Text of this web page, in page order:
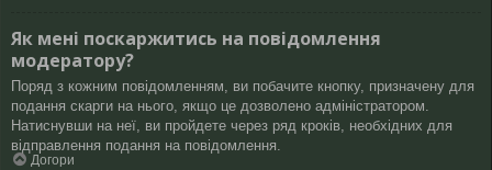
Як мені поскаржитись на повідомлення
модератору?
Поряд з кожним повідомленням, ви побачите кнопку, призначену для
подання скарги на нього, якщо це дозволено адміністратором.
Натиснувши на неї, ви пройдете через ряд кроків, необхідних для
відправлення подання на повідомлення.
Догори